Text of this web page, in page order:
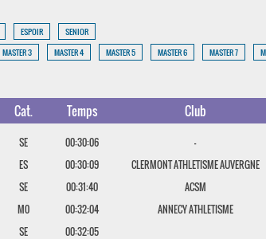
ESPOIR
SENIOR
MASTER 3 MASTER 4 MASTER 5 MASTER 6 MASTER 7
Cat. Temps Club
SE 00:30:06 -
ES 00:30:09
CLERMONT ATHLETISME AUVERGNE
SE 00:31:40
ACSM
M0 00:32:04
ANNECY ATHLETISME
SE
00:32:05